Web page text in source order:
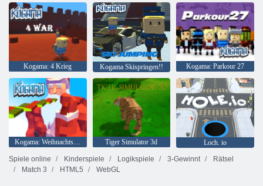
Kogama: 4 Krieg Kogama Skispringen!! Kogama: Parkour 27
Tiger Simulator 3d
Loch. io
Spiele online
Kinderspiele Logikspiele 3-Gewinnt
Rätsel
Match 3
HTML5 WebGL